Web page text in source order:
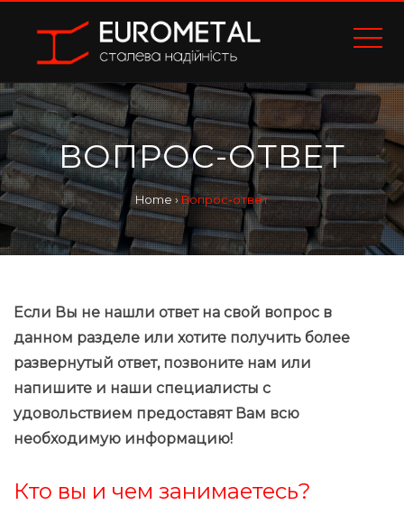
ВОПРОС-ОТВЕТ
Home› Вопрос-ответ
Если Вы не нашли ответ на свой вопрос в
данном разделе или хотите получить более
развернутый ответ, позвоните нам или
напишите и наши специалисты с
удовольствием предоставят Вам всю
необходимую информацию!
Кто вы и чем занимаетесь?